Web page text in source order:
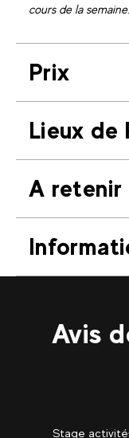
cours de la semaine.
Prix
Lieux de
A retenir
Avis
Stage